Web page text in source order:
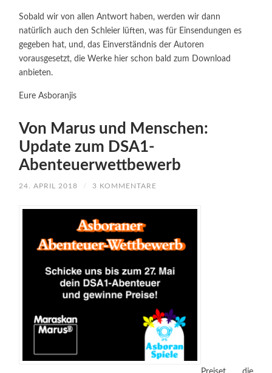
Sobald wir von allen Antwort haben, werden wir dann
natürlich auch den Schleier lüften, was für Einsendungen es
gegeben hat, und, das Einverständnis der Autoren
vorausgesetzt, die Werke hier schon bald zum Download
anbieten.
Eure Asboranjis
Von Marus und Menschen:
Update zum DSA1-
Abenteuerwettbewerb
24. APRIL 2018 / 3 KOMMENTARE